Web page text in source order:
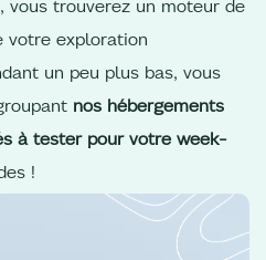
vous trouverez un moteur de
votre exploration
un peu plus bas, vous
nos hébergements
à tester pour votre week-
!